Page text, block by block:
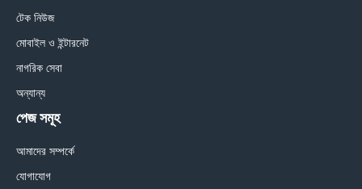
টেক নিউজ
মোবাইল ও ইন্টারনেট
নাগরিক সেবা
অন্যান্য
পেজ সমূহ
আমাদের সম্পর্কে
যোগাযোগ